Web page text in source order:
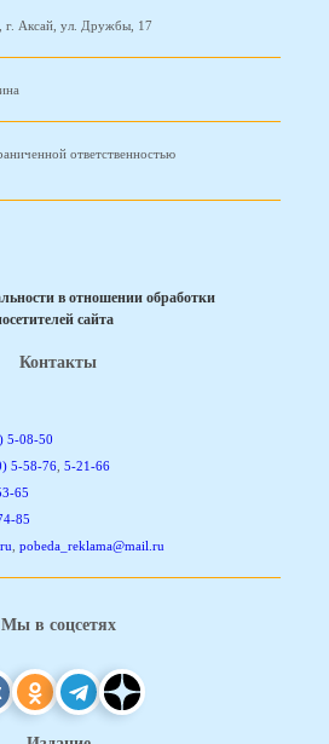
г. Аксай, ул. Дружбы, 17
ответственностью
в отношении обработки
сайта
Контакты
5-08-50
5-58-76, 5-21-66
65
85
, pobeda_reklama@mail.ru
Мы в соцсетях